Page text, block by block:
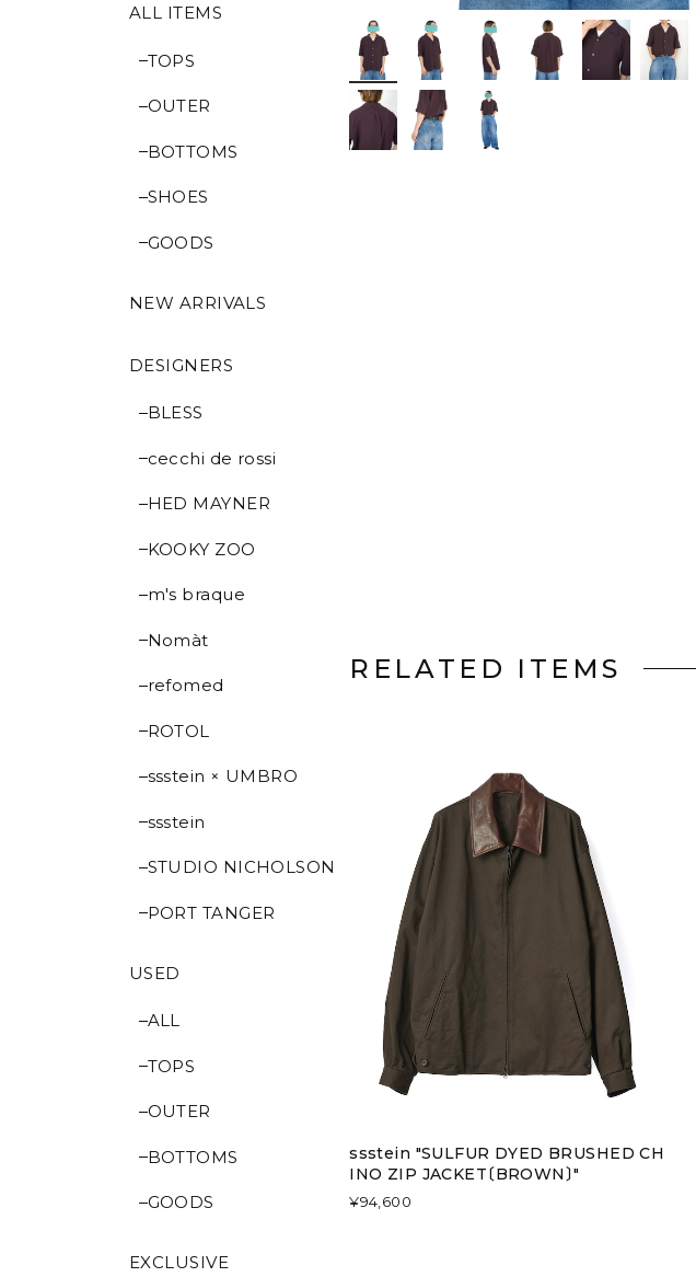
ALL ITEMS
TOPS
OUTER
BOTTOMS
SHOES
GOODS
NEW ARRIVALS
DESIGNERS
BLESS
cecchi de rossi
HED MAYNER
KOOKY ZOO
m's braque
Nomàt
refomed
ROTOL
ssstein × UMBRO
ssstein
STUDIO NICHOLSON
PORT TANGER
USED
ALL
TOPS
OUTER
BOTTOMS
GOODS
EXCLUSIVE
RELATED ITEMS
ssstein "SULFUR DYED BRUSHED CH
INO ZIP JACKET〔BROWN〕"
¥94,600